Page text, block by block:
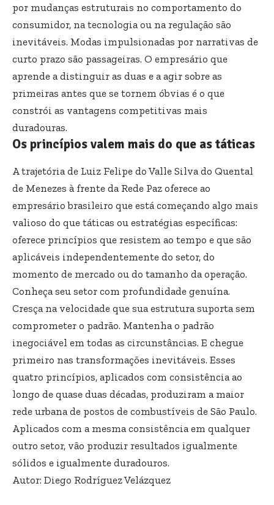
por mudanças estruturais no comportamento do
consumidor, na tecnologia ou na regulação são
inevitáveis. Modas impulsionadas por narrativas de
curto prazo são passageiras. O empresário que
aprende a distinguir as duas e a agir sobre as
primeiras antes que se tornem óbvias é o que
constrói as vantagens competitivas mais
duradouras.
Os princípios valem mais do que as táticas
A trajetória de Luiz Felipe do Valle Silva do Quental
de Menezes à frente da Rede Paz oferece ao
empresário brasileiro que está começando algo mais
valioso do que táticas ou estratégias específicas:
oferece princípios que resistem ao tempo e que são
aplicáveis independentemente do setor, do
momento de mercado ou do tamanho da operação.
Conheça seu setor com profundidade genuína.
Cresça na velocidade que sua estrutura suporta sem
comprometer o padrão. Mantenha o padrão
inegociável em todas as circunstâncias. E chegue
primeiro nas transformações inevitáveis. Esses
quatro princípios, aplicados com consistência ao
longo de quase duas décadas, produziram a maior
rede urbana de postos de combustíveis de São Paulo.
Aplicados com a mesma consistência em qualquer
outro setor, vão produzir resultados igualmente
sólidos e igualmente duradouros.
Autor: Diego Rodríguez Velázquez